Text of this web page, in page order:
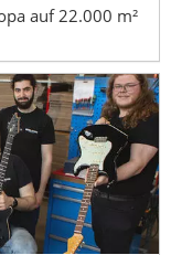
auf 22.000 m²